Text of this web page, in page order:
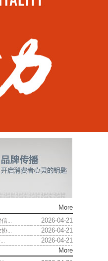
More
... 2026-04-21
... 2026-04-21
2026-04-21
More